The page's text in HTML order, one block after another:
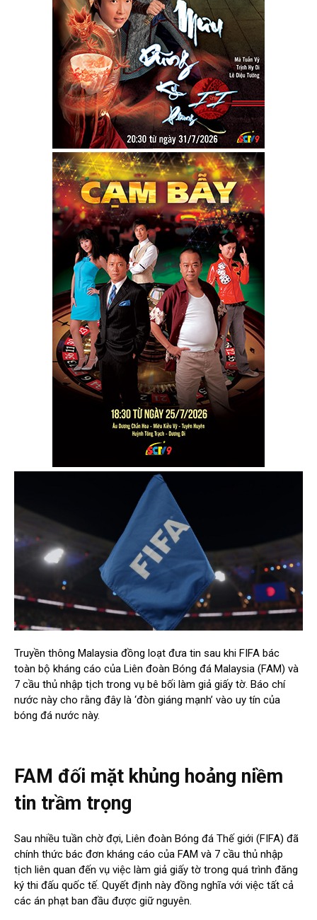
Truyền thông Malaysia đồng loạt đưa tin sau khi FIFA bác
toàn bộ kháng cáo của Liên đoàn Bóng đá Malaysia (FAM) và
7 cầu thủ nhập tịch trong vụ bê bối làm giả giấy tờ. Báo chí
nước này cho rằng đây là ‘đòn giáng mạnh’ vào uy tín của
bóng đá nước này.
FAM đối mặt khủng hoảng niềm
tin trầm trọng
Sau nhiều tuần chờ đợi, Liên đoàn Bóng đá Thế giới (FIFA) đã
chính thức bác đơn kháng cáo của FAM và 7 cầu thủ nhập
tịch liên quan đến vụ việc làm giả giấy tờ trong quá trình đăng
ký thi đấu quốc tế. Quyết định này đồng nghĩa với việc tất cả
các án phạt ban đầu được giữ nguyên.